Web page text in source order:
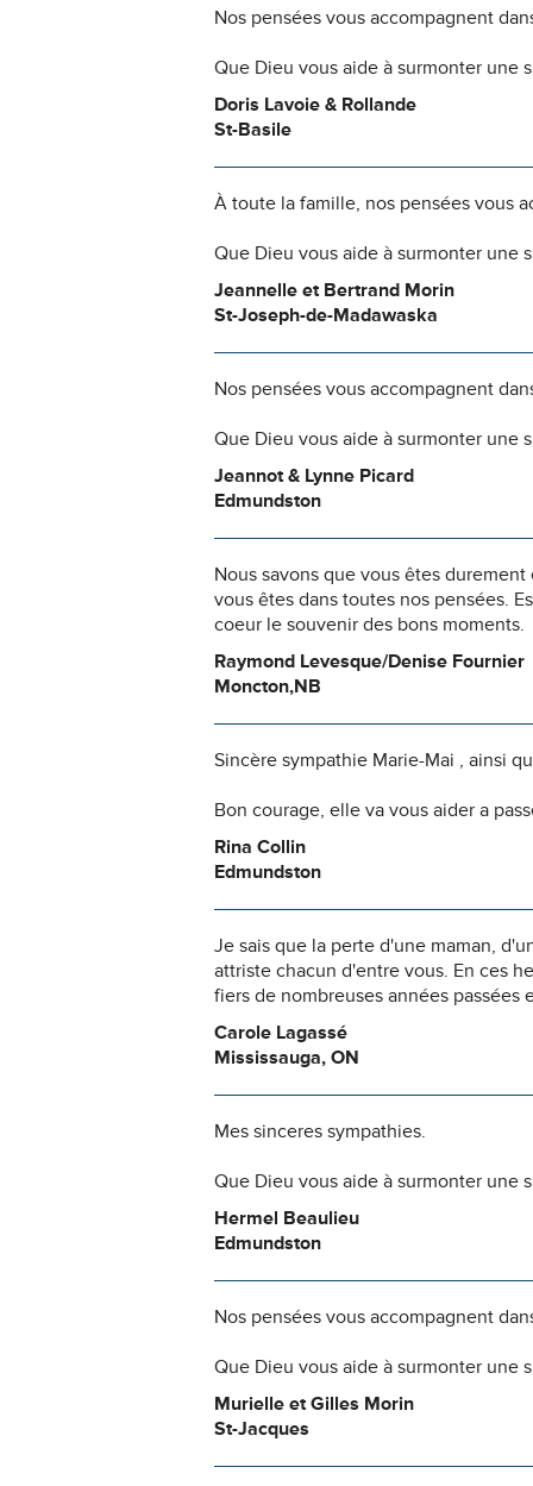
Nos pensées vous accompagnent
Que Dieu vous aide à surmonter une
Doris Lavoie & Rollande
St-Basile
À toute la famille, nos pensées vous
Que Dieu vous aide à surmonter une
Jeannelle et Bertrand Morin
St-Joseph-de-Madawaska
Nos pensées vous accompagnent
Que Dieu vous aide à surmonter une
Jeannot & Lynne Picard
Edmundston
Nous savons que vous êtes
vous êtes dans toutes nos pensées.
coeur le souvenir des bons moments.
Raymond Levesque/Denise Fournier
Moncton,NB
Sincère sympathie Marie-Mai , ainsi
Bon courage, elle va vous aider a
Rina Collin
Edmundston
Je sais que la perte d'une maman,
attriste chacun d'entre vous. En ces
fiers de nombreuses années passées
Carole Lagassé
Mississauga, ON
Mes sinceres sympathies.
Que Dieu vous aide à surmonter une
Hermel Beaulieu
Edmundston
Nos pensées vous accompagnent
Que Dieu vous aide à surmonter une
Murielle et Gilles Morin
St-Jacques